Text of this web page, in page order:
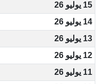
15 يوليو 26
14 يوليو 26
13 يوليو 26
12 يوليو 26
11 يوليو 26